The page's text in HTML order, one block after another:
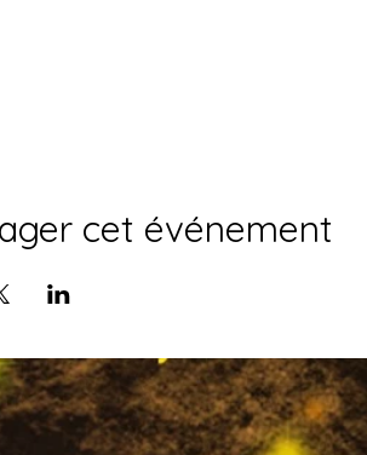
cet événement